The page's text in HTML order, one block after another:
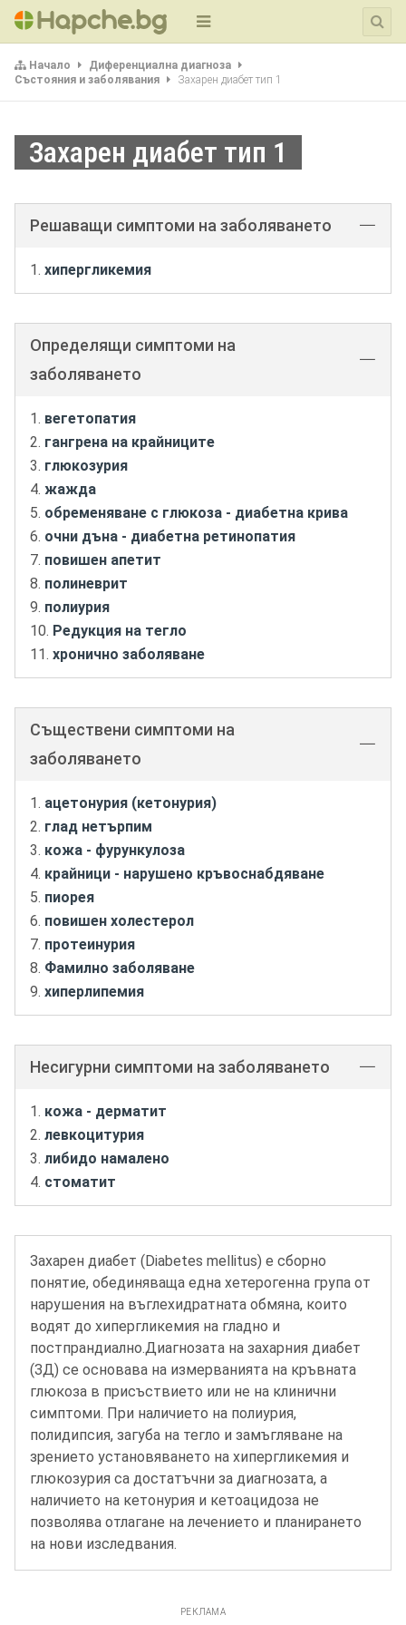
Начало
Диференциална диагноза
Състояния и заболявания
Захарен диабет тип 1
Захарен диабет тип 1
Решаващи симптоми на заболяването
хипергликемия
Определящи симптоми на
заболяването
вегетопатия
гангрена на крайниците
глюкозурия
жажда
обременяване с глюкоза - диабетна крива
очни дъна - диабетна ретинопатия
повишен апетит
полиневрит
полиурия
Редукция на тегло
хронично заболяване
Съществени симптоми на
заболяването
ацетонурия (кетонурия)
глад нетърпим
кожа - фурункулоза
крайници - нарушено кръвоснабдяване
пиорея
повишен холестерол
протеинурия
Фамилно заболяване
хиперлипемия
Несигурни симптоми на заболяването
кожа - дерматит
левкоцитурия
либидо намалено
стоматит
Захарен диабет (Diabetes mellitus) e сборно
понятие, обединяваща една хетерогенна група от
нарушения на въглехидратната обмяна, които
водят до хипергликемия на гладно и
постпрандиално.Диагнозата на захарния диабет
(ЗД) се основава на измерванията на кръвната
глюкоза в присъствието или не на клинични
симптоми. При наличието на полиурия,
полидипсия, загуба на тегло и замъгляване на
зрението установяването на хипергликемия и
глюкозурия са достатъчни за диагнозата, а
наличието на кетонурия и кетоацидоза не
позволява отлагане на лечението и планирането
на нови изследвания.
РЕКЛАМА